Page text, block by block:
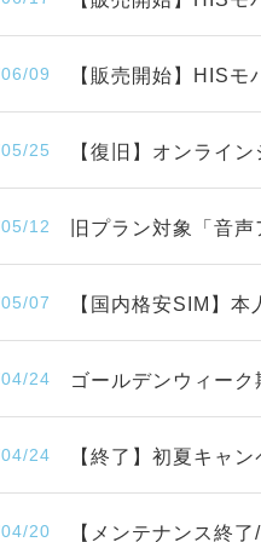
09 【販売開始】HIS
25 【復旧】オンライ
12 旧プラン対象「音
07 【国内格安SIM】
24 ゴールデンウィー
24 【終了】初夏キャ
20 【メンテナンス終